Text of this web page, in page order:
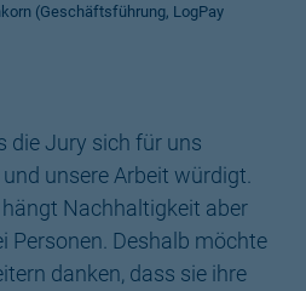
(Geschäftsführung, LogPay
die Jury sich für uns
unsere Arbeit würdigt.
Nachhaltigkeit aber
Personen. Deshalb möchte
danken, dass sie ihre